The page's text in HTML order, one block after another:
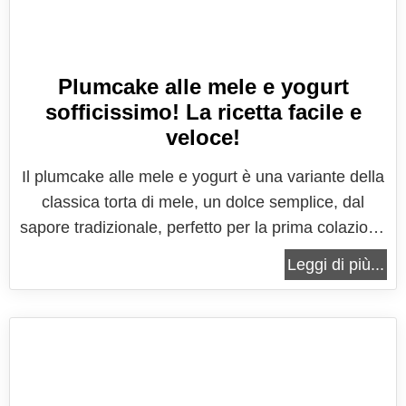
Plumcake alle mele e yogurt
sofficissimo! La ricetta facile e
veloce!
Il plumcake alle mele e yogurt è una variante della
classica torta di mele, un dolce semplice, dal
sapore tradizionale, perfetto per la prima colazione
di tutta la famiglia. Un’idea gustosa con la quale
permettere a grandi e piccini di svegliarsi con tutto
Leggi di più...